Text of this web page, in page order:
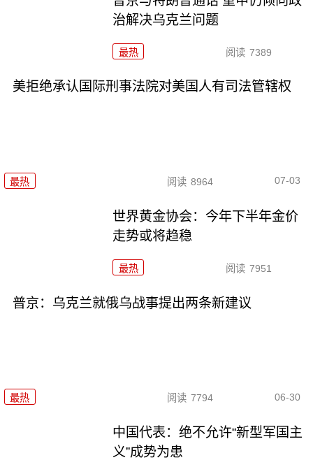
治解决乌克兰问题
最热 阅读 7389
美拒绝承认国际刑事法院对美国人有司法管辖权
最热 阅读 8964 07-03
世界黄金协会：今年下半年金价
走势或将趋稳
最热 阅读 7951
普京：乌克兰就俄乌战事提出两条新建议
最热 阅读 7794 06-30
中国代表：绝不允许“新型军国主
义”成势为患